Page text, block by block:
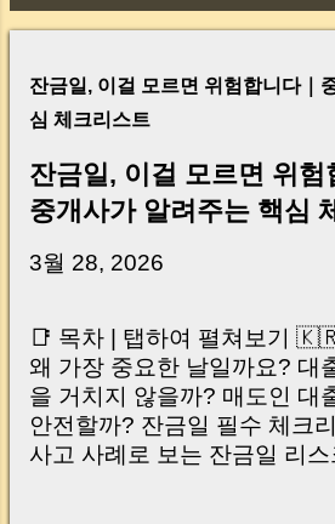
잔금일, 이걸 모르면 위험합니다｜
심 체크리스트
잔금일, 이걸 모르면 위험
중개사가 알려주는 핵심
3월 28, 2026
📑 목차 | 탭하여 펼쳐보기
왜 가장 중요한 날일까요? 대
을 거치지 않을까? 매도인 대
안전할까? 잔금일 필수 체크
사고 사례로 보는 잔금일 리